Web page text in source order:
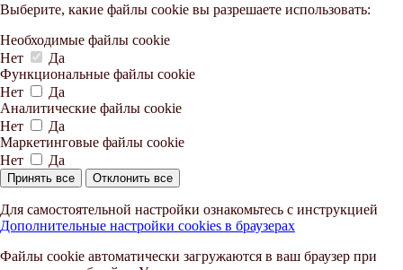
Выберите, какие файлы cookie вы разрешаете использовать:
Необходимые файлы cookie
Нет
Да
Функциональные файлы cookie
Нет
Да
Аналитические файлы cookie
Нет
Да
Маркетинговые файлы cookie
Нет
Да
Принять все Отклонить все
Для самостоятельной настройки ознакомьтесь с инструкцией
Дополнительные настройки cookies в браузерах
Файлы cookie автоматически загружаются в ваш браузер при